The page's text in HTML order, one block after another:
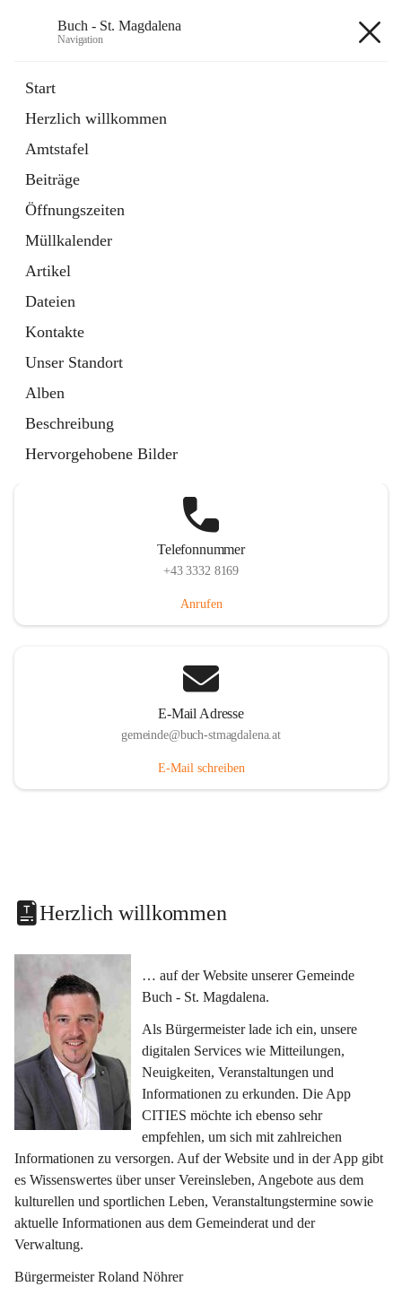
Buch - St. Magdalena
Navigation
Start
Herzlich willkommen
Amtstafel
Beiträge
Öffnungszeiten
Müllkalender
Artikel
Dateien
Kontakte
Unser Standort
Alben
Beschreibung
Hervorgehobene Bilder
11 Schnellzugriffe
Bürgerservice
10 Schnellzugriffe
Telefonnummer
+43 3332 8169
Anrufen
E-Mail Adresse
gemeinde@buch-stmagdalena.at
E-Mail schreiben
Herzlich willkommen
… auf der Website unserer Gemeinde
Buch - St. Magdalena.
Als Bürgermeister lade ich ein, unsere
digitalen Services wie Mitteilungen,
Neuigkeiten, Veranstaltungen und
Informationen zu erkunden. Die App
CITIES möchte ich ebenso sehr
empfehlen, um sich mit zahlreichen
Informationen zu versorgen. Auf der Website und in der App gibt
es Wissenswertes über unser Vereinsleben, Angebote aus dem
kulturellen und sportlichen Leben, Veranstaltungstermine sowie
aktuelle Informationen aus dem Gemeinderat und der
Verwaltung.
Bürgermeister Roland Nöhrer